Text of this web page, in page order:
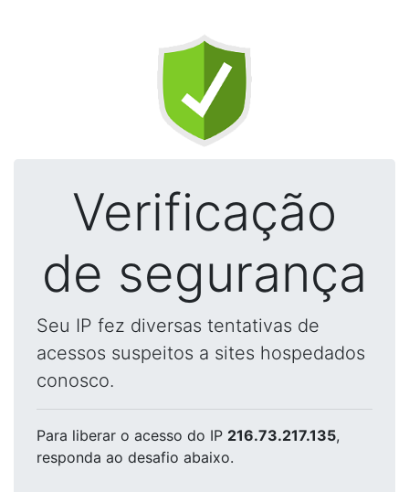
Verificação
de segurança
Seu IP fez diversas tentativas de
acessos suspeitos a sites hospedados
conosco.
Para liberar o acesso do IP 216.73.217.135,
responda ao desafio abaixo.